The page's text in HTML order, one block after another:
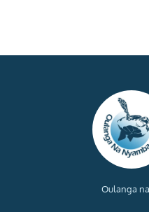
Oulanga